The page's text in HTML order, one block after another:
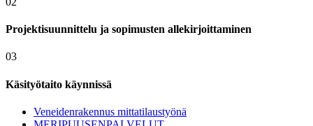
Projektisuunnittelu ja sopimusten allekirjoittaminen
03
Käsityötaito käynnissä
Veneidenrakennus mittatilaustyönä